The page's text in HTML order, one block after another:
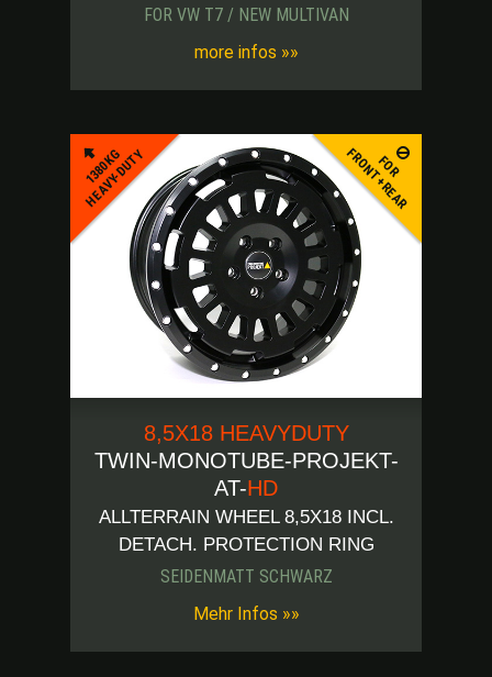
FOR VW T7 / NEW MULTIVAN
more infos »»
FOR
FRONT+REAR
1380KG
HEAVY-DUTY
8,5X18 HEAVYDUTY
TWIN-MONOTUBE-PROJEKT-
AT-HD
ALLTERRAIN WHEEL 8,5X18 INCL.
DETACH. PROTECTION RING
SEIDENMATT SCHWARZ
Mehr Infos »»